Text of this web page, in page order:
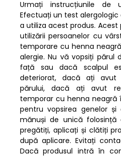
Urmați instrucțiunile de
Efectuați un test
a utiliza acest produs.
utilizării persoanelor cu
temporare cu henna
alergie. Nu vă vopsiți părul
față sau dacă scalpul
deteriorat, dacă ați avut
părului, dacă ați avut
temporar cu henna neagră
pentru vopsirea genelor și
mănuși de unică
pregătiți, aplicați și clătiți
după aplicare. Evitați
Dacă produsul intră în